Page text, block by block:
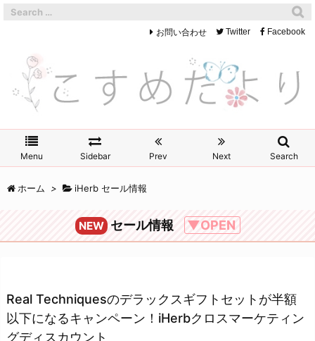
Menu Sidebar Prev Next Search
お問い合わせ Twitter Facebook
ホーム > iHerb セール情報
NEW セール情報 ▼OPEN
Real Techniquesのデラックスギフトセットが半額
以下になるキャンペーン！iHerbクロスマーケティン
グディスカウント